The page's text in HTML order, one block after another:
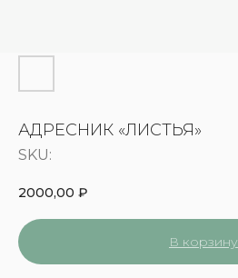
АДРЕСНИК «ЛИСТЬЯ»
SKU:
2000,00 ₽
В корзину